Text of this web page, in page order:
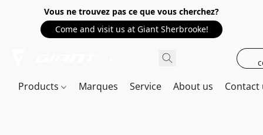
Vous ne trouvez pas ce que vous cherchez?
Come and visit us at Giant Sherbrooke!
Products Marques Service About us Contact